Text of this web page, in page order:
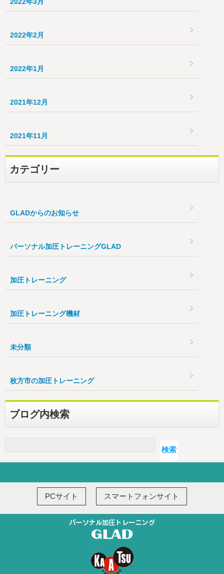
2022年3月
2022年2月
2022年1月
2021年12月
2021年11月
カテゴリー
GLADからのお知らせ
パーソナル加圧トレーニングGLAD
加圧トレーニング
加圧トレーニング機材
未分類
枚方市の加圧トレーニング
ブログ内検索
検索
PCサイト スマートフォンサイト